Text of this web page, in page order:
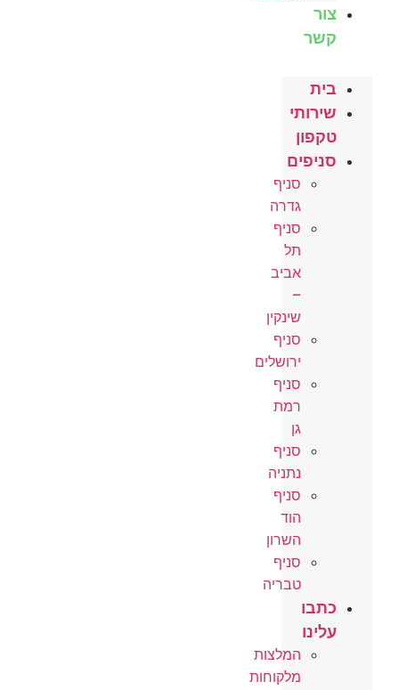
צור
קשר
בית
שירותי
טקפון
סניפים
סניף
גדרה
סניף
תל
אביב
–
שינקין
סניף
ירושלים
סניף
רמת
גן
סניף
נתניה
סניף
הוד
השרון
סניף
טבריה
כתבו
עלינו
המלצות
מלקוחות